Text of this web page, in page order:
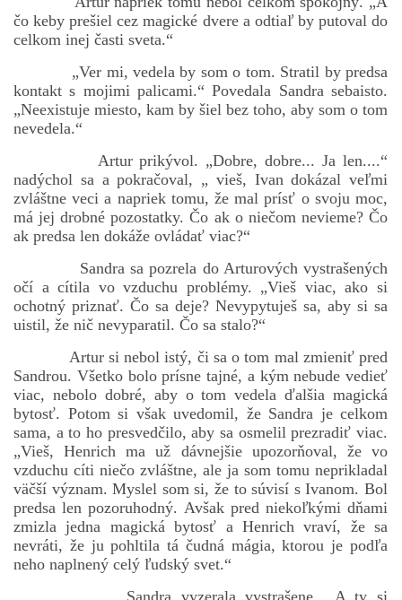
čo keby prešiel cez magické dvere a odtiaľ by putoval do
celkom inej časti sveta.“
„Ver mi, vedela by som o tom. Stratil by predsa
kontakt s mojimi palicami.“ Povedala Sandra sebaisto.
„Neexistuje miesto, kam by šiel bez toho, aby som o tom
nevedela.“
Artur prikývol. „Dobre, dobre... Ja len....“
nadýchol sa a pokračoval, „ vieš, Ivan dokázal veľmi
zvláštne veci a napriek tomu, že mal prísť o svoju moc,
má jej drobné pozostatky. Čo ak o niečom nevieme? Čo
ak predsa len dokáže ovládať viac?“
Sandra sa pozrela do Arturových vystrašených
očí a cítila vo vzduchu problémy. „Vieš viac, ako si
ochotný priznať. Čo sa deje? Nevypytuješ sa, aby si sa
uistil, že nič nevyparatil. Čo sa stalo?“
Artur si nebol istý, či sa o tom mal zmieniť pred
Sandrou. Všetko bolo prísne tajné, a kým nebude vedieť
viac, nebolo dobré, aby o tom vedela ďalšia magická
bytosť. Potom si však uvedomil, že Sandra je celkom
sama, a to ho presvedčilo, aby sa osmelil prezradiť viac.
„Vieš, Henrich ma už dávnejšie upozorňoval, že vo
vzduchu cíti niečo zvláštne, ale ja som tomu neprikladal
väčší význam. Myslel som si, že to súvisí s Ivanom. Bol
predsa len pozoruhodný. Avšak pred niekoľkými dňami
zmizla jedna magická bytosť a Henrich vraví, že sa
nevráti, že ju pohltila tá čudná mágia, ktorou je podľa
neho naplnený celý ľudský svet.“
Sandra vyzerala vystrašene. „A ty si